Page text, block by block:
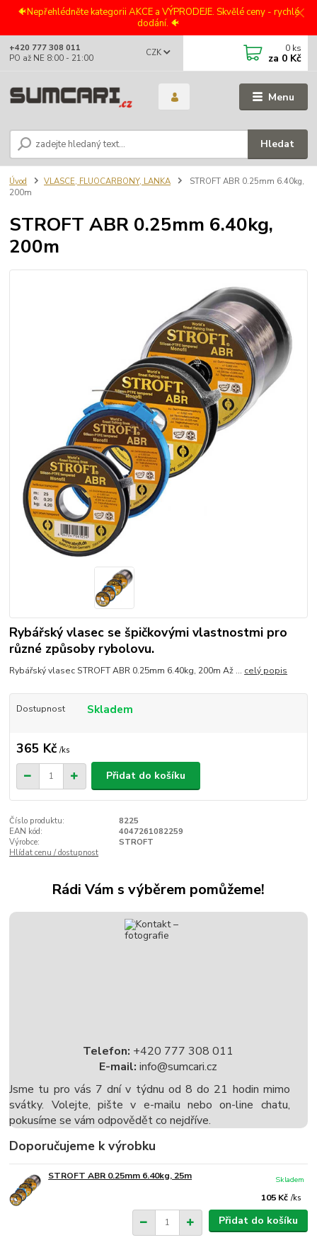
🐠Nepřehlédněte kategorii AKCE a VÝPRODEJE. Skvělé ceny - rychlé
dodání. 🐠
Menu
CZK
Hledat
+420 777 308 011
PO až NE 8:00 - 21:00
0 ks
za 0 Kč
Úvod VLASCE, FLUOCARBONY, LANKA
STROFT ABR 0.25mm 6.40kg,
200m
STROFT ABR 0.25mm 6.40kg,
200m
Rybářský vlasec se špičkovými vlastnostmi pro
různé způsoby rybolovu.
Rybářský vlasec STROFT ABR 0.25mm 6.40kg, 200m Až ... celý popis
Dostupnost Skladem
365 Kč /ks
Přidat do košíku
Číslo produktu:
8225
EAN kód:
4047261082259
Výrobce:
STROFT
Hlídat cenu / dostupnost
Rádi Vám s výběrem pomůžeme!
Telefon: +420 777 308 011
E-mail: info@sumcari.cz
Jsme tu pro vás 7 dní v týdnu od 8 do 21 hodin mimo
svátky. Volejte, pište v e-mailu nebo on-line chatu,
pokusíme se vám odpovědět co nejdříve.
Doporučujeme k výrobku
STROFT ABR 0.25mm 6.40kg, 25m
105 Kč /ks
Skladem
Přidat do košíku